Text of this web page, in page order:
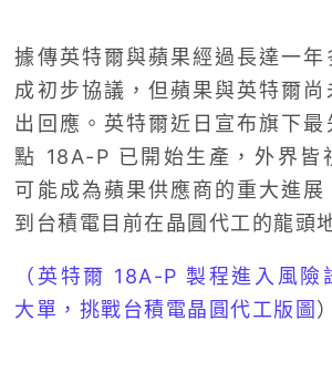
據傳英特爾與蘋果經過長達一年
成初步協議，但蘋果與英特爾
出回應。英特爾近日宣布旗下
點 18A-P 已開始生產，外界皆
可能成為蘋果供應商的重大進展
到台積電目前在晶圓代工的龍頭
（英特爾 18A-P 製程進入風險
大單，挑戰台積電晶圓代工版圖）